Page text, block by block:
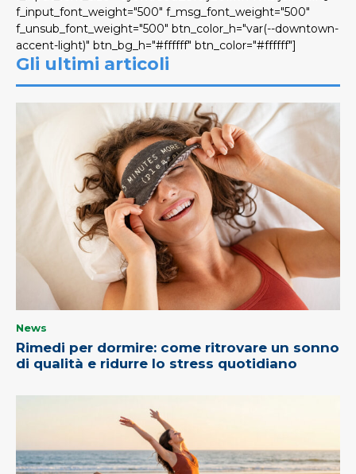
f_input_font_weight="500" f_msg_font_weight="500"
f_unsub_font_weight="500" btn_color_h="var(--downtown-
accent-light)" btn_bg_h="#ffffff" btn_color="#ffffff"]
Gli ultimi articoli
News
Rimedi per dormire: come ritrovare un sonno
di qualità e ridurre lo stress quotidiano